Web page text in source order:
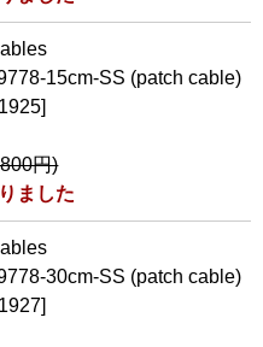
15cm-SS (patch cable)
円)
ました
30cm-SS (patch cable)